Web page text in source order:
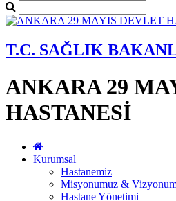
T.C. SAĞLIK
ANKARA 29
HASTANESİ
Kurumsal
Hastanemiz
Misyonumuz &
Hastane Yönetimi